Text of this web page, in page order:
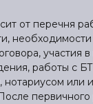
от перечня
участия
работы с
нотариусом или
первичного